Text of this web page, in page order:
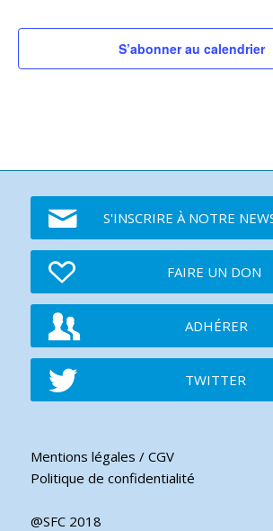
S’abonner au calendrier
S'INSCRIRE À NOTRE
FAIRE UN DON
ADHÉRER
TWITTER
Mentions légales / CGV
Politique de confidentialité
@SFC 2018